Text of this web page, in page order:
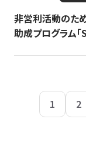
非営利活動のた
助成プログラム
1 2